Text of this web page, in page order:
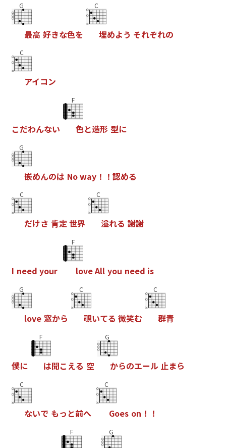
G
最高 好きな色を
C
埋めよう それぞれの
C
アイコン
こだわんない
F
色と造形 型に
G
嵌めんのは Noway ！ ！認める
C
だけさ 肯定世界
C
溢れる 謝謝
I need your
F
loveAll you need is
G
love 窓から
C
覗いてる 微笑む
C
群青
僕に
F
は聞こえる 空
G
からのエール 止まら
C
ないで もっ と前へ
C
Goes on ！ ！
F G